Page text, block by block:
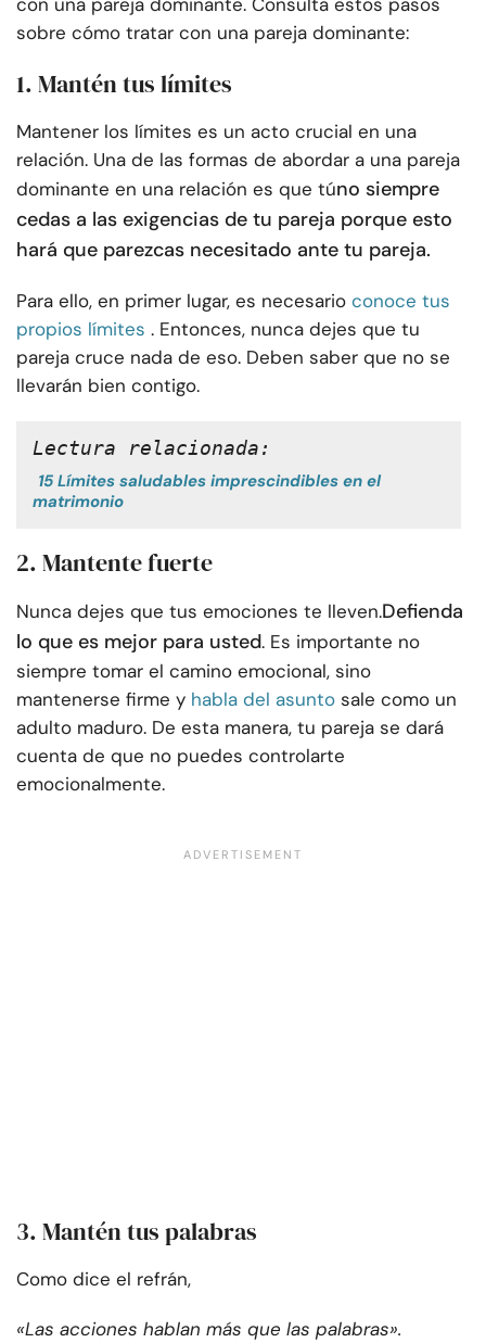
sobre cómo tratar con una pareja dominante:
1. Mantén tus límites
Mantener los límites es un acto crucial en una
relación. Una de las formas de abordar a una pareja
dominante en una relación es que túno siempre
cedas a las exigencias de tu pareja porque esto
hará que parezcas necesitado ante tu pareja.
Para ello, en primer lugar, es necesario conoce tus
propios límites . Entonces, nunca dejes que tu
pareja cruce nada de eso. Deben saber que no se
llevarán bien contigo.
Lectura relacionada:
15 Límites saludables imprescindibles en el
matrimonio
2. Mantente fuerte
Nunca dejes que tus emociones te lleven.Defienda
lo que es mejor para usted. Es importante no
siempre tomar el camino emocional, sino
mantenerse firme y habla del asunto sale como un
adulto maduro. De esta manera, tu pareja se dará
cuenta de que no puedes controlarte
emocionalmente.
3. Mantén tus palabras
Como dice el refrán,
«Las acciones hablan más que las palabras».